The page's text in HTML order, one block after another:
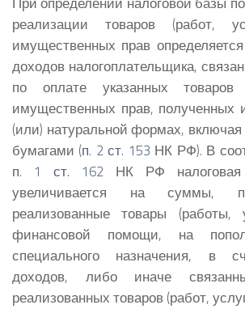
реализации товаров (работ,
имущественных прав
доходов налогоплательщика,
по оплате указанных товаров
имущественных прав, полученных
(или) натуральной формах,
бумагами (п. 2 ст. 153 НК РФ). В
п. 1 ст. 162 НК РФ
увеличивается на суммы,
реализованные товары
финансовой помощи, на
специального назначения, в
доходов, либо иначе
реализованных товаров (работ,